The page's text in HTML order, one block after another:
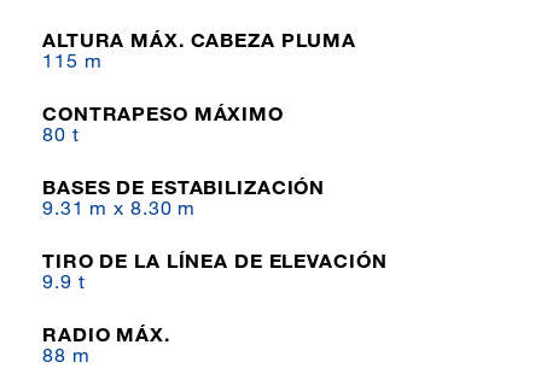
ALTURA MÁX. CABEZA PLUMA
115 m
CONTRAPESO MÁXIMO
80 t
BASES DE ESTABILIZACIÓN
9.31 m x 8.30 m
TIRO DE LA LÍNEA DE ELEVACIÓN
9.9 t
RADIO MÁX.
88 m